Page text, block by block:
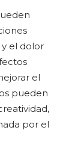
y el dolor
el
pueden
por el